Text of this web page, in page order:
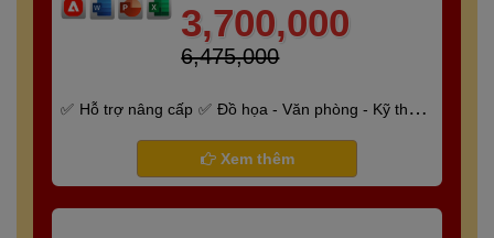
3,700,000
6,475,000
Hỗ trợ nâng cấp
Đồ họa - Văn phòng - Kỹ thuật
Bảo hành 6 tháng
Xem thêm